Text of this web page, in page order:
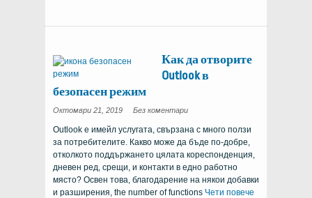
Как да отворите
Outlook в
безопасен режим
Октомври 21, 2019 Без коментариon
Open
Outlook
in
Safe
Mode
Outlook е имейл услугата, свързана с много ползи
за потребителите. Какво може да бъде по-добре,
отколкото поддържането цялата кореспонденция,
дневен ред, срещи, и контакти в едно работно
място? Освен това, благодарение на някои добавки
и разширения, the number of functions Чети повече